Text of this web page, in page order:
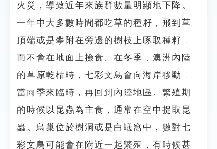
火災，導致近年來族群數量明顯地下降。
一年中大多數時間都吃草的種籽，飛到草
頂端或是攀附在旁邊的樹枝上啄取種籽，
而不會在地面上撿食。在冬季，澳洲內陸
的草原乾枯時，七彩文鳥會向海岸移動，
當雨季來臨時，再回到內陸地區。繁殖期
的時候以昆蟲為主食，通常在空中捉取昆
蟲。鳥巢位於樹洞或是白蟻窩中，數對七
彩文鳥可能會在附近一起繁殖，有時候甚